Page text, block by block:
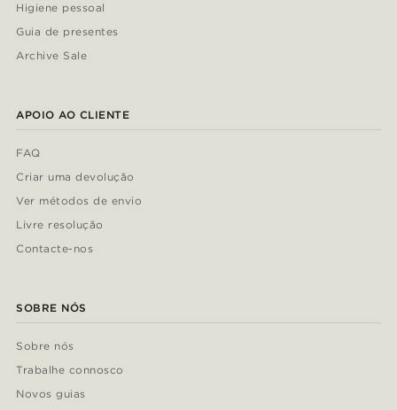
Higiene pessoal
Guia de presentes
Archive Sale
APOIO AO CLIENTE
FAQ
Criar uma devolução
Ver métodos de envio
Livre resolução
Contacte-nos
SOBRE NÓS
Sobre nós
Trabalhe connosco
Novos guias